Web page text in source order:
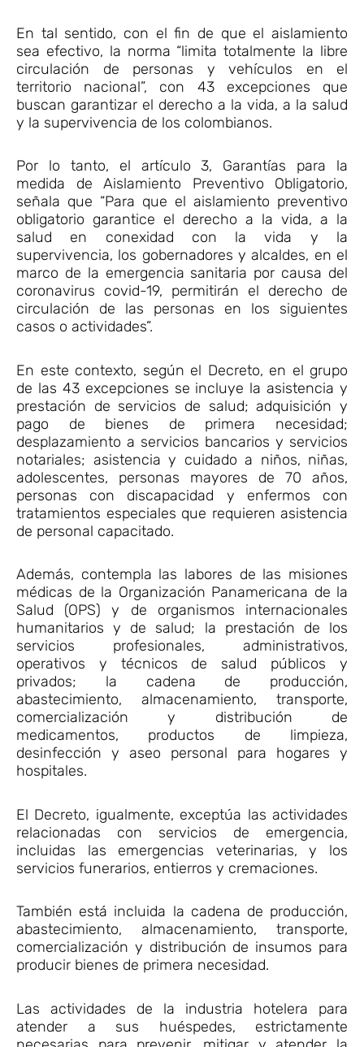
En tal sentido, con el fin de que el aislamiento
sea efectivo, la norma “limita totalmente la libre
circulación de personas y vehículos en el
territorio nacional”, con 43 excepciones que
buscan garantizar el derecho a la vida, a la salud
y la supervivencia de los colombianos.
Por lo tanto, el artículo 3, Garantías para la
medida de Aislamiento Preventivo Obligatorio,
señala que “Para que el aislamiento preventivo
obligatorio garantice el derecho a la vida, a la
salud en conexidad con la vida y la
supervivencia, los gobernadores y alcaldes, en el
marco de la emergencia sanitaria por causa del
coronavirus covid-19, permitirán el derecho de
circulación de las personas en los siguientes
casos o actividades”.
En este contexto, según el Decreto, en el grupo
de las 43 excepciones se incluye la asistencia y
prestación de servicios de salud; adquisición y
pago de bienes de primera necesidad;
desplazamiento a servicios bancarios y servicios
notariales; asistencia y cuidado a niños, niñas,
adolescentes, personas mayores de 70 años,
personas con discapacidad y enfermos con
tratamientos especiales que requieren asistencia
de personal capacitado.
Además, contempla las labores de las misiones
médicas de la Organización Panamericana de la
Salud (OPS) y de organismos internacionales
humanitarios y de salud; la prestación de los
servicios profesionales, administrativos,
operativos y técnicos de salud públicos y
privados; la cadena de producción,
abastecimiento, almacenamiento, transporte,
comercialización y distribución de
medicamentos, productos de limpieza,
desinfección y aseo personal para hogares y
hospitales.
El Decreto, igualmente, exceptúa las actividades
relacionadas con servicios de emergencia,
incluidas las emergencias veterinarias, y los
servicios funerarios, entierros y cremaciones.
También está incluida la cadena de producción,
abastecimiento, almacenamiento, transporte,
comercialización y distribución de insumos para
producir bienes de primera necesidad.
Las actividades de la industria hotelera para
atender a sus huéspedes, estrictamente